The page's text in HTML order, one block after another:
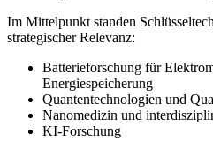
Im Mittelpunkt standen
strategischer Relevanz:
Batterieforschung für
Energiespeicherung
Quantentechnologien und
Nanomedizin und
KI-Forschung